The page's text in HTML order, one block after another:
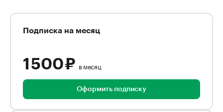
Подписка на месяц
1 500 ₽ в месяц
Оформить подписку